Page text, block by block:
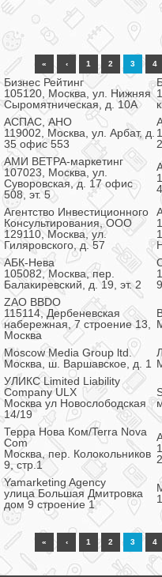
« ‹ 1 2 3 4
Бизнес Рейтинг
105120, Москва, ул. Нижняя
Сыромятническая, д. 10А
АСПАС, АНО
119002, Москва, ул. Арбат, д.
35 офис 553
АМИ ВЕТРА-маркетинг
107023, Москва, ул.
Суворовская, д. 17 офис
508, эт. 5
Агентство Инвестиционного
Консультирования, ООО
129110, Москва, ул.
Гиляровского, д. 57
АБК-Нева
105082, Москва, пер.
Балакиревский, д. 19, эт. 2
ZAO BBDO
115114, Дербеневская
набережная, 7 строение 13,
Москва
Moscow Media Group ltd.
Москва, ш. Варшавское, д. 1
УЛИКС Limited Liability
Company ULX
Москва ул Новослободская
14/19
Терра Нова Ком/Terra Nova
Com
Москва, пер. Колокольников
9, стр.1
Yamarketing Agency
улица Большая Дмитровка
дом 9 строение 1
« ‹ 1 2 3 4